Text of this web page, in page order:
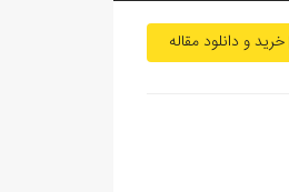
خرید و دانلود مقاله